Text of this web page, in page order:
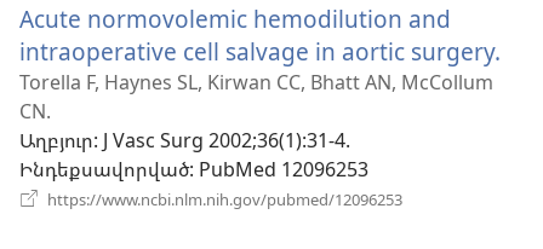
պատուհան)
Acute normovolemic hemodilution and
intraoperative cell salvage in aortic surgery.
Torella F, Haynes SL, Kirwan CC, Bhatt AN, McCollum
CN.
Աղբյուր‎: J Vasc Surg 2002;36(1):31-4.
Ինդեքսավորված‎: PubMed 12096253
https://www.ncbi.nlm.nih.gov/pubmed/12096253